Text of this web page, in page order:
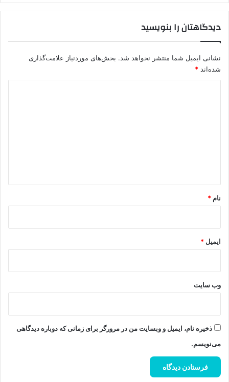
دیدگاهتان را بنویسید
نشانی ایمیل شما منتشر نخواهد شد. بخش‌های موردنیاز علامت‌گذاری
شده‌اند *
نام *
ایمیل *
وب‌ سایت
ذخیره نام، ایمیل و وبسایت من در مرورگر برای زمانی که دوباره دیدگاهی
می‌نویسم.